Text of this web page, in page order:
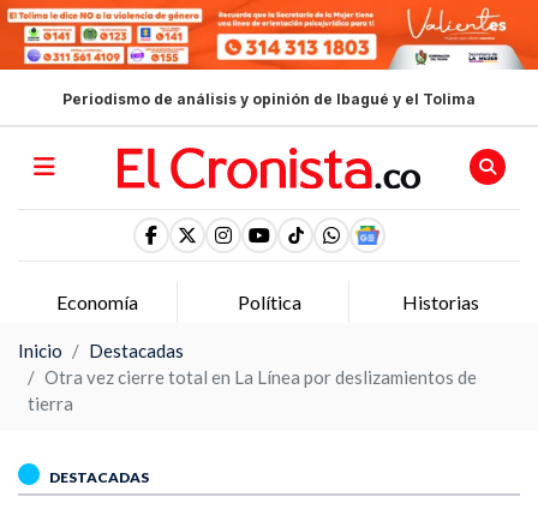
Periodismo de análisis y opinión de Ibagué y el Tolima
Economía Política Historias
Inicio
Destacadas
Otra vez cierre total en La Línea por deslizamientos de
tierra
DESTACADAS